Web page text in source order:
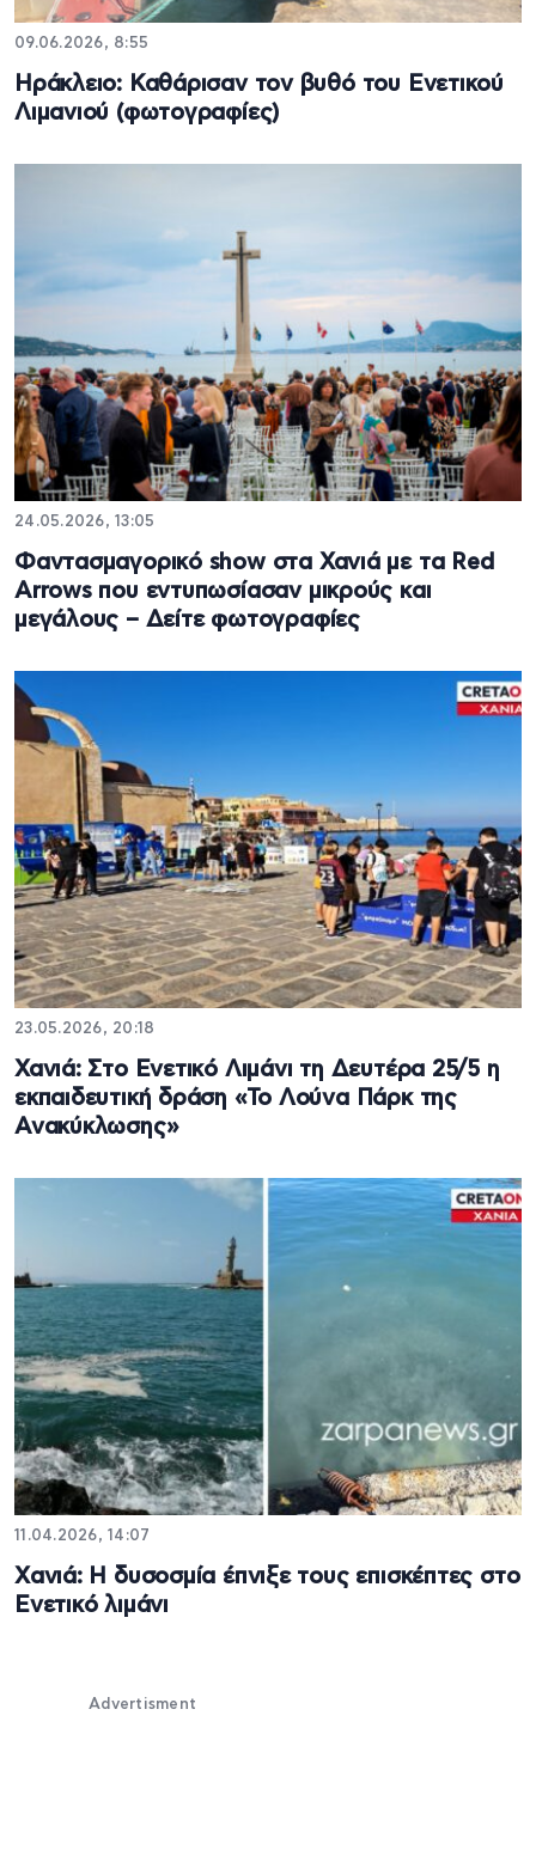
09.06.2026, 8:55
Ηράκλειο: Καθάρισαν τον βυθό του Ενετικού
Λιμανιού (φωτογραφίες)
24.05.2026, 13:05
Φαντασμαγορικό show στα Χανιά με τα Red
Arrows που εντυπωσίασαν μικρούς και
μεγάλους – Δείτε φωτογραφίες
23.05.2026, 20:18
Χανιά: Στο Ενετικό Λιμάνι τη Δευτέρα 25/5 η
εκπαιδευτική δράση «Το Λούνα Πάρκ της
Ανακύκλωσης»
11.04.2026, 14:07
Xανιά: Η δυσοσμία έπνιξε τους επισκέπτες στο
Eνετικό λιμάνι
Advertisment